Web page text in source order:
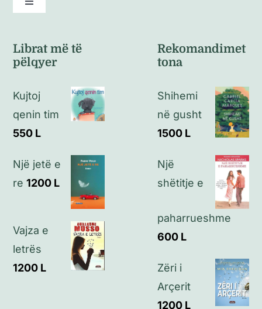
Toggle
Politikat e kthimeve
Politikat e privatësisë
Librat më të
pëlqyer
Kujtoj
qenin tim
550 L
Një jetë e
re 1200 L
Vajza e
letrës
1200 L
Rekomandimet
tona
Shihemi
në gusht
1500 L
Një
shëtitje e
paharrueshme
600 L
Zëri i
Arçerit
1200 L